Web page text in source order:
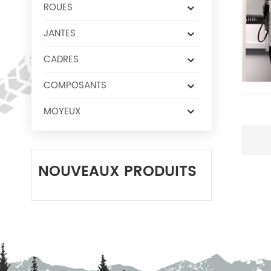
ROUES
JANTES
CADRES
COMPOSANTS
MOYEUX
NOUVEAUX PRODUITS